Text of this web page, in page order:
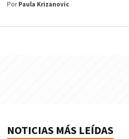
PorPaula Krizanovic
NOTICIAS MÁS LEÍDAS